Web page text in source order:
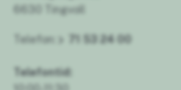
6630 Tingvoll
Telefon: 71 53 24 00
Telefontid: